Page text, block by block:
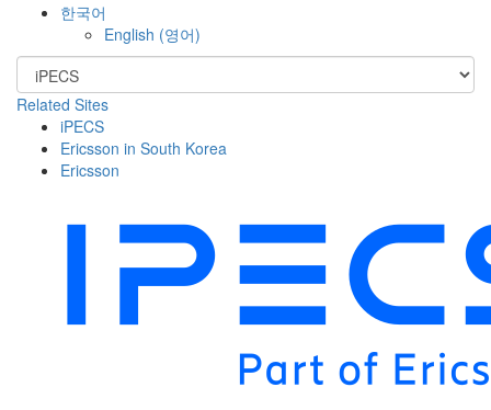
한국어
English (영어)
Related Sites
iPECS
Ericsson in South Korea
Ericsson